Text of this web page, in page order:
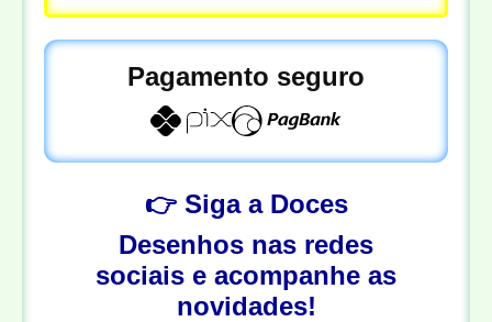
Pagamento seguro
👉 Siga a Doces
Desenhos nas redes
sociais e acompanhe as
novidades!